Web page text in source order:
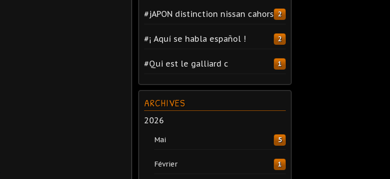
#jAPON distinction nissan cahors 2
#¡ Aquí se habla español ! 2
#Qui est le galliard c 1
ARCHIVES
2026
Mai 5
Février 1